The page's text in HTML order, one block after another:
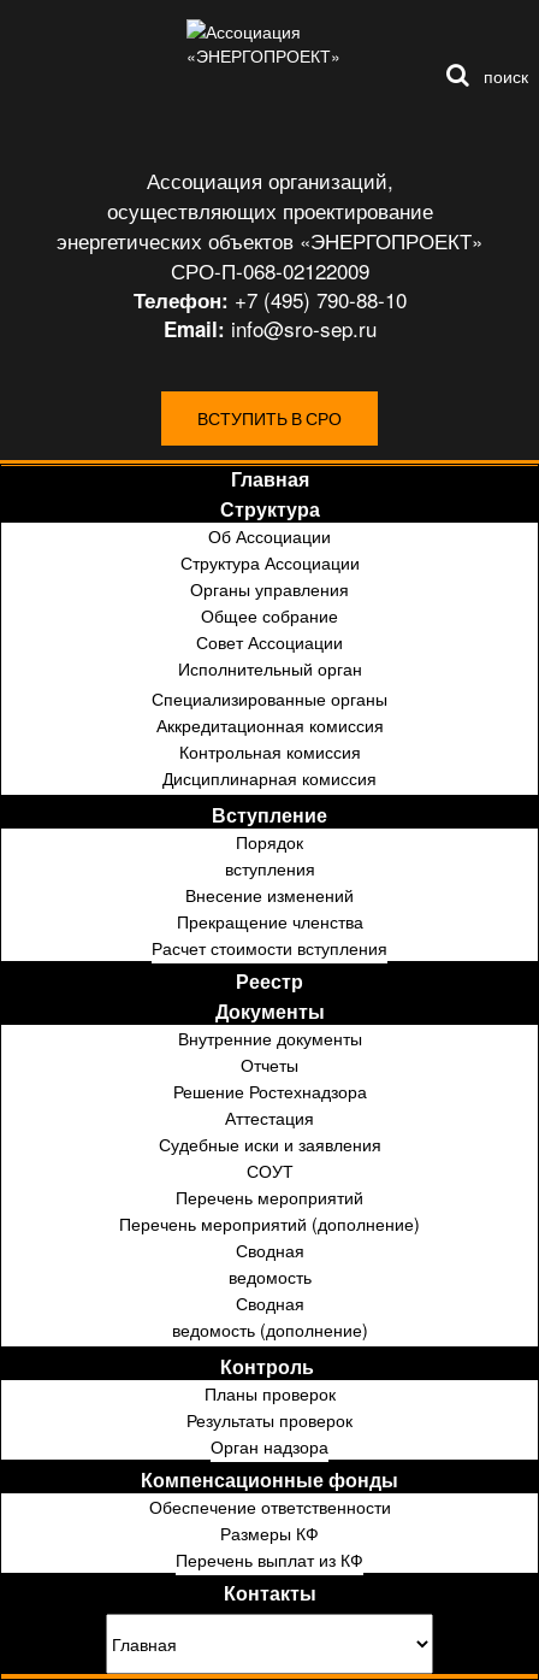
Ассоциация организаций,
осуществляющих проектирование
энергетических объектов «ЭНЕРГОПРОЕКТ»
СРО-П-068-02122009
Телефон: +7 (495) 790-88-10
Email: info@sro-sep.ru
ВСТУПИТЬ В СРО
поиск
Главная
Структура
Об Ассоциации
Структура Ассоциации
Органы управления
Общее собрание
Совет Ассоциации
Исполнительный орган
Специализированные органы
Аккредитационная комиссия
Контрольная комиссия
Дисциплинарная комиссия
Вступление
Порядок
вступления
Внесение изменений
Прекращение членства
Расчет стоимости вступления
Реестр
Документы
Внутренние документы
Отчеты
Решение Ростехнадзора
Аттестация
Судебные иски и заявления
СОУТ
Перечень мероприятий
Перечень мероприятий (дополнение)
Сводная
ведомость
Сводная
ведомость (дополнение)
Контроль ⁣⁣⁣⁣
Планы проверок
Результаты проверок
Орган надзора
Компенсационные фонды
Обеспечение ответственности
Размеры КФ
Перечень выплат из КФ
Контакты